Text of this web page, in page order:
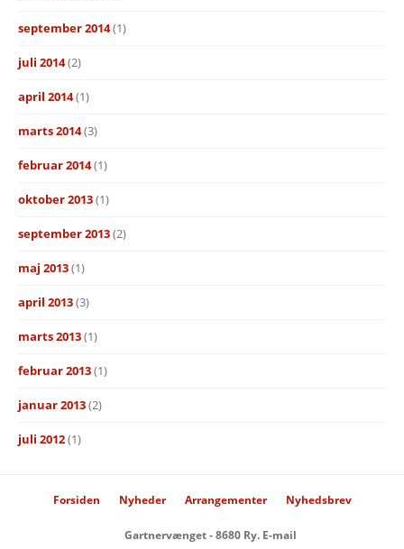
september 2014(1)
juli 2014(2)
april 2014(1)
marts 2014(3)
februar 2014(1)
oktober 2013(1)
september 2013(2)
maj 2013(1)
april 2013(3)
marts 2013(1)
februar 2013(1)
januar 2013(2)
juli 2012(1)
Forsiden Nyheder Arrangementer Nyhedsbrev
Gartnervænget - 8680 Ry. E-mail